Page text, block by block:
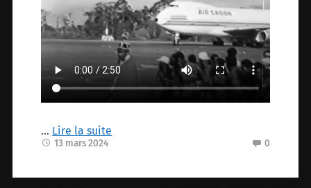
… Lire la suite
13 mars 2024 0